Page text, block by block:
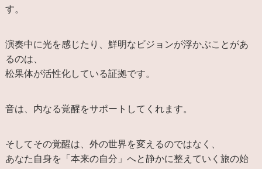
す。
演奏中に光を感じたり、鮮明なビジョンが浮かぶことがあ
るのは、
松果体が活性化している証拠です。
音は、内なる覚醒をサポートしてくれます。
そしてその覚醒は、外の世界を変えるのではなく、
あなた自身を「本来の自分」へと静かに整えていく旅の始